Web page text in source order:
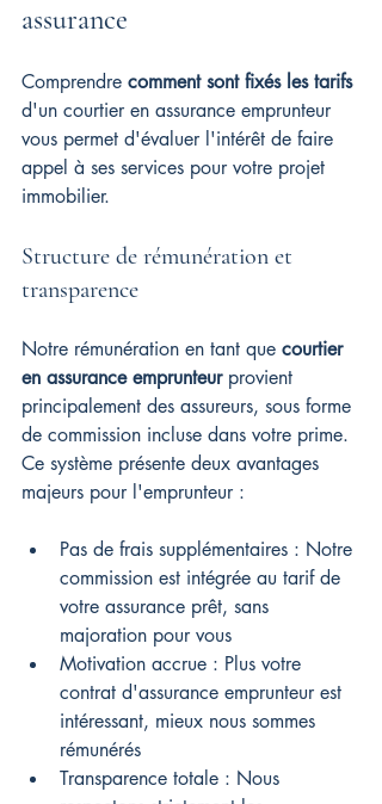
assurance
Comprendre comment sont fixés les tarifs
d'un courtier en assurance emprunteur
vous permet d'évaluer l'intérêt de faire
appel à ses services pour votre projet
immobilier.
Structure de rémunération et
transparence
Notre rémunération en tant que courtier
en assurance emprunteur provient
principalement des assureurs, sous forme
de commission incluse dans votre prime.
Ce système présente deux avantages
majeurs pour l'emprunteur :
Pas de frais supplémentaires : Notre
commission est intégrée au tarif de
votre assurance prêt, sans
majoration pour vous
Motivation accrue : Plus votre
contrat d'assurance emprunteur est
intéressant, mieux nous sommes
rémunérés
Transparence totale : Nous